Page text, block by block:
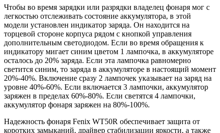
Чтобы во время зарядки или разрядки владелец фонаря мог с
легкостью отслеживать состояние аккумулятора, в этой
модели установлен индикатор заряда. Он находится на
торцевой стороне корпуса рядом с кнопкой управления
дополнительным светодиодом. Если во время обращения к
индикатору мигает синим цветом 1 лампочка, в аккумуляторе
осталось до 20% заряда. Если эта лампочка равномерно
светится синим, то заряда в аккумуляторе в настоящий момент
20%-40%. Включение сразу 2 лампочек указывает на заряд на
уровне 40%-60%. Если включается 3 лампочки, аккумулятор
заряжен в пределах 60%-80%. Если светятся 4 лампочки,
аккумулятор фонаря заряжен на 80%-100%.
Надежность фонаря Fenix WT50R обеспечивает защита от
коротких замыканий, драйвер стабилизации яркости, а также